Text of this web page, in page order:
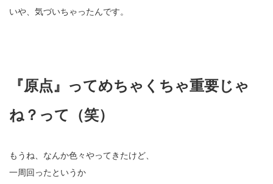
いや、気づいちゃったんです。
『原点』ってめちゃくちゃ重要じゃ
ね？って（笑）
もうね、なんか色々やってきたけど、
一周回ったというか